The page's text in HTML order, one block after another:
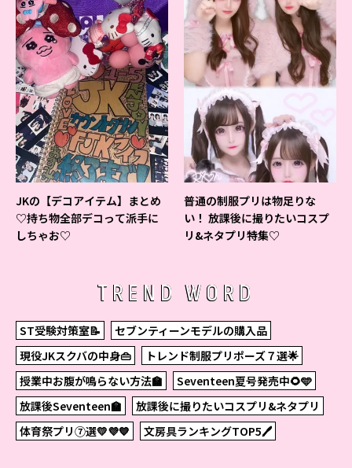
JKの【デコアイテム】まとめ
♡持ち物全部デコって派手に
しちゃお♡
普通の制服プリは物足りな
い！ 放課後に撮りたいコスプ
リ&ネタプリ特集♡
TREND WORD
ST受験対策室📝
セブンティーンモデルの購入品
現役JKスクバの中身👜
トレンド制服プリポーズ７選🌟
授業中お腹が鳴らない方法🏫
Seventeen夏号発売中🌻🩵
放課後Seventeen🏫
放課後に撮りたいコスプリ&ネタプリ
体育祭プリ⑦選💛💜💙
文房具ランキングTOP5🖊